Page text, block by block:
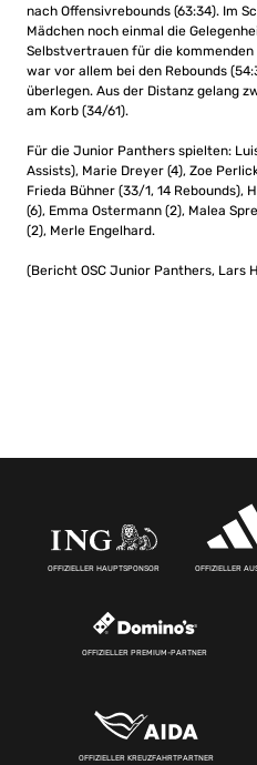
nach Offensivrebounds (63:34). Im
Mädchen noch einmal die
Selbstvertrauen für die
war vor allem bei den Rebounds
überlegen. Aus der Distanz gelang
am Korb (34/61).
Für die Junior Panthers spielten:
Assists), Marie Dreyer (4), Zoe
Frieda Bühner (33/1, 14 Rebounds),
(6), Emma Ostermann (2), Malea
(2), Merle Engelhard.
(Bericht OSC Junior Panthers, Lars
OFFIZIELLER HAUPTSPONSOR OFFIZIELLER
OFFIZIELLER PREMIUM-PARTNER
OFFIZIELLER KREUZFAHRTPARTNER